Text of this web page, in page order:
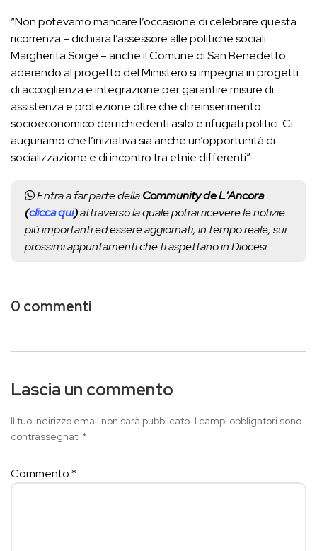
“Non potevamo mancare l’occasione di celebrare questa
ricorrenza – dichiara l’assessore alle politiche sociali
Margherita Sorge – anche il Comune di San Benedetto
aderendo al progetto del Ministero si impegna in progetti
di accoglienza e integrazione per garantire misure di
assistenza e protezione oltre che di reinserimento
socioeconomico dei richiedenti asilo e rifugiati politici. Ci
auguriamo che l’iniziativa sia anche un’opportunità di
socializzazione e di incontro tra etnie differenti”.
Entra a far parte dellaCommunity de L'Ancora
(clicca qui)attraverso la quale potrai ricevere le notizie
più importanti ed essere aggiornati, in tempo reale, sui
prossimi appuntamenti che ti aspettano in Diocesi.
0 commenti
Lascia un commento
Il tuo indirizzo email non sarà pubblicato. I campi obbligatori sono
contrassegnati *
Commento*